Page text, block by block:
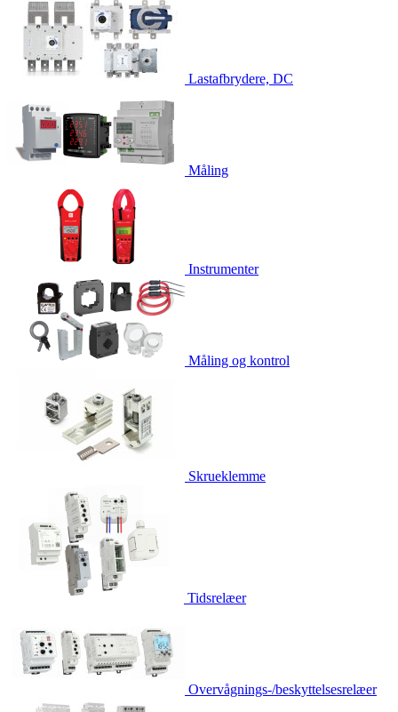
Lastafbrydere, DC
Måling
Instrumenter
Måling og kontrol
Skrueklemme
Tidsrelæer
Overvågnings-/beskyttelsesrelæer